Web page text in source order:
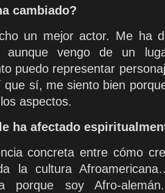
cambiado?
un mejor actor. Me ha
aunque vengo de un
puedo representar
que sí, me siento bien
aspectos.
ha afectado
concreta entre cómo
la cultura
porque soy Afro-